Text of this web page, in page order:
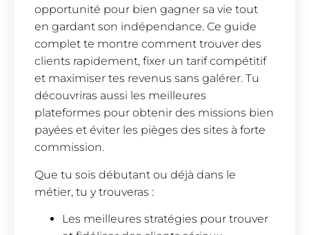
opportunité pour bien gagner sa vie tout
en gardant son indépendance. Ce guide
complet te montre comment trouver des
clients rapidement, fixer un tarif compétitif
et maximiser tes revenus sans galérer. Tu
découvriras aussi les meilleures
plateformes pour obtenir des missions bien
payées et éviter les pièges des sites à forte
commission.
Que tu sois débutant ou déjà dans le
métier, tu y trouveras :
Les meilleures stratégies pour trouver